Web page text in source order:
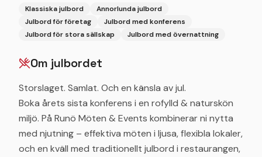
Klassiska julbord
Annorlunda julbord
Julbord för företag
Julbord med konferens
Julbord för stora sällskap
Julbord med övernattning
Om julbordet
Storslaget. Samlat. Och en känsla av jul.
Boka årets sista konferens i en rofylld & naturskön
miljö. På Runö Möten & Events kombinerar ni nytta
med njutning – effektiva möten i ljusa, flexibla lokaler,
och en kväll med traditionellt julbord i restaurangen,